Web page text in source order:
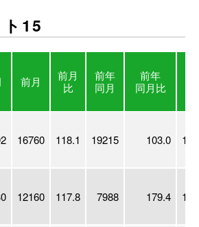
15
前月
前月
比
前年
同月
前年
同月比
16760 118.1 19215 103.0
12160 117.8 7988 179.4